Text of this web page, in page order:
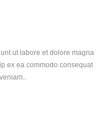
ut labore et dolore magna
ex ea commodo consequat